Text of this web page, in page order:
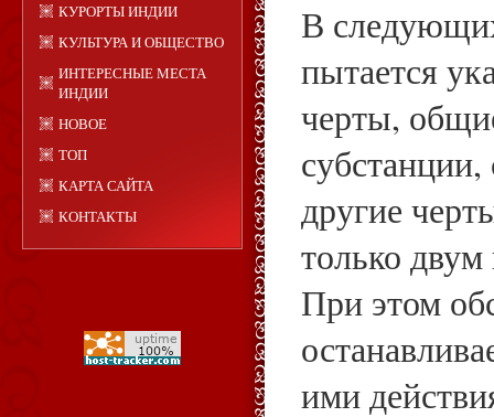
КУРОРТЫ ИНДИИ
КУЛЬТУРА И ОБЩЕСТВО
ИНТЕРЕСНЫЕ МЕСТА
ИНДИИ
НОВОЕ
ТОП
КАРТА САЙТА
КОНТАКТЫ
В
пытается
черты,
субстанции,
другие
только
При этом
ими